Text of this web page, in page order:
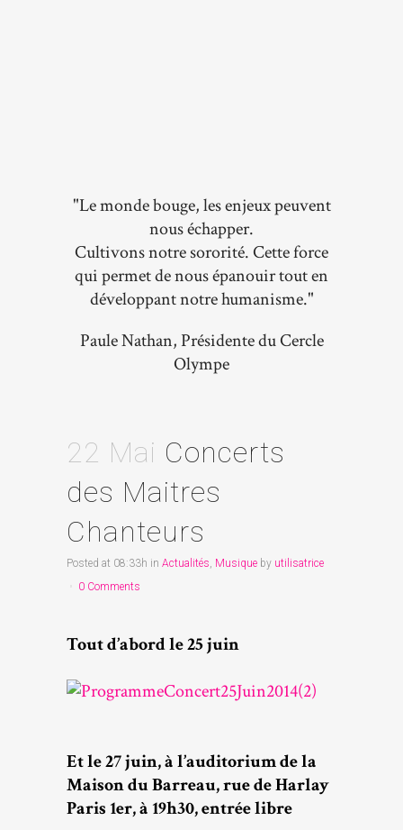
"Le monde bouge, les enjeux peuvent
nous échapper.
Cultivons notre sororité. Cette force
qui permet de nous épanouir tout en
développant notre humanisme."
Paule Nathan, Présidente du Cercle
Olympe
22 Mai Concerts
des Maitres
Chanteurs
Posted at 08:33h in Actualités, Musique by utilisatrice
0 Comments
Tout d’abord le 25 juin
Et le 27 juin, à l’auditorium de la
Maison du Barreau, rue de Harlay
Paris 1er, à 19h30, entrée libre